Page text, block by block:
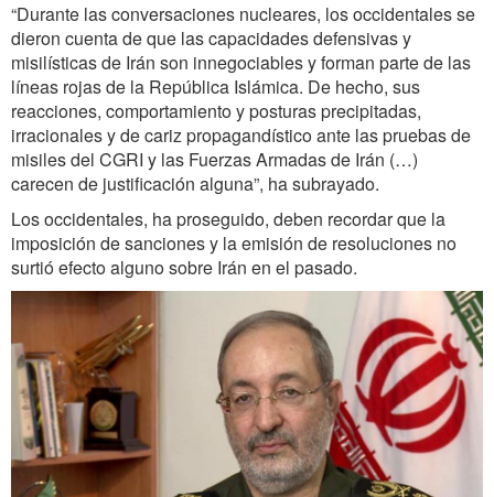
“Durante las conversaciones nucleares, los occidentales se
dieron cuenta de que las capacidades defensivas y
misilísticas de Irán son innegociables y forman parte de las
líneas rojas de la República Islámica. De hecho, sus
reacciones, comportamiento y posturas precipitadas,
irracionales y de cariz propagandístico ante las pruebas de
misiles del CGRI y las Fuerzas Armadas de Irán (…)
carecen de justificación alguna”, ha subrayado.
Los occidentales, ha proseguido, deben recordar que la
imposición de sanciones y la emisión de resoluciones no
surtió efecto alguno sobre Irán en el pasado.